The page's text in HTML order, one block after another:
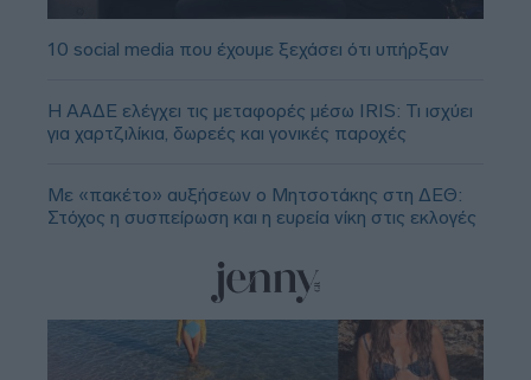
10 social media που έχουμε ξεχάσει ότι υπήρξαν
Η ΑΑΔΕ ελέγχει τις μεταφορές μέσω IRIS: Τι ισχύει
για χαρτζιλίκια, δωρεές και γονικές παροχές
Με «πακέτο» αυξήσεων ο Μητσοτάκης στη ΔΕΘ:
Στόχος η συσπείρωση και η ευρεία νίκη στις εκλογές